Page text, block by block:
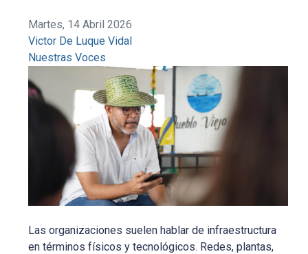
Martes, 14 Abril 2026
Victor De Luque Vidal
Nuestras Voces
Las organizaciones suelen hablar de infraestructura
en términos físicos y tecnológicos. Redes, plantas,